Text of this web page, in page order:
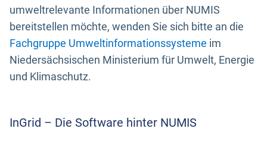
umweltrelevante Informationen über NUMIS
bereitstellen möchte, wenden Sie sich bitte an die
Fachgruppe Umweltinformationssysteme im
Niedersächsischen Ministerium für Umwelt, Energie
und Klimaschutz.
InGrid – Die Software hinter NUMIS